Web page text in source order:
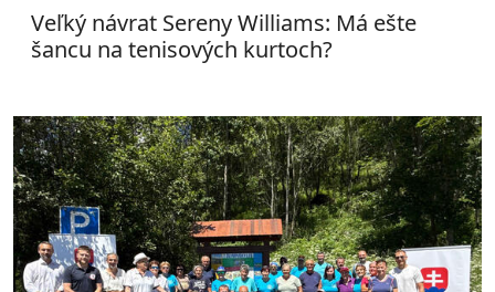
Veľký návrat Sereny Williams: Má ešte
šancu na tenisových kurtoch?